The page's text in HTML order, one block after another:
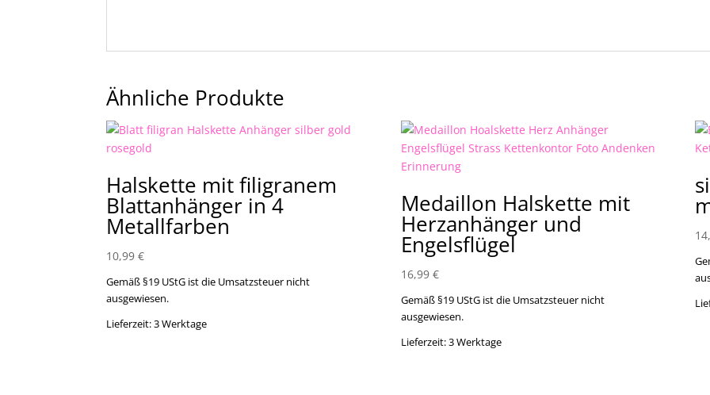
Ähnliche Produkte
Halskette mit filigranem
Blattanhänger in 4
Metallfarben
10,99€
Gemäß §19 UStG ist die Umsatzsteuer nicht
ausgewiesen.
Lieferzeit:3 Werktage
Medaillon Halskette mit
Herzanhänger und
Engelsflügel
16,99 €
Gemäß §19 UStG ist die Umsatzsteuer nicht
ausgewiesen.
Lieferzeit:3 Werktage